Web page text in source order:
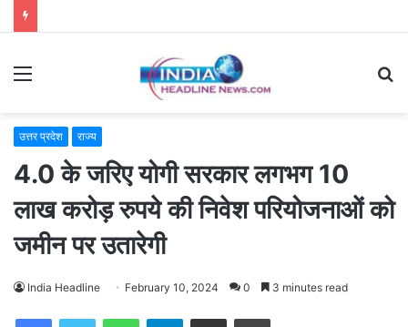
Menu
उत्तर प्रदेश राज्य
4.0 के जरिए योगी सरकार लगभग 10
लाख करोड़ रुपये की निवेश परियोजनाओं को
जमीन पर उतारेगी
India Headline February 10, 2024 0 3 minutes read
WhatsAppTelegramShare via Email Print